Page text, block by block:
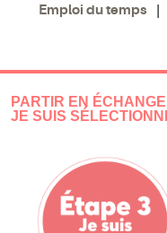
Emploi du temps
PARTIR EN
JE SUIS